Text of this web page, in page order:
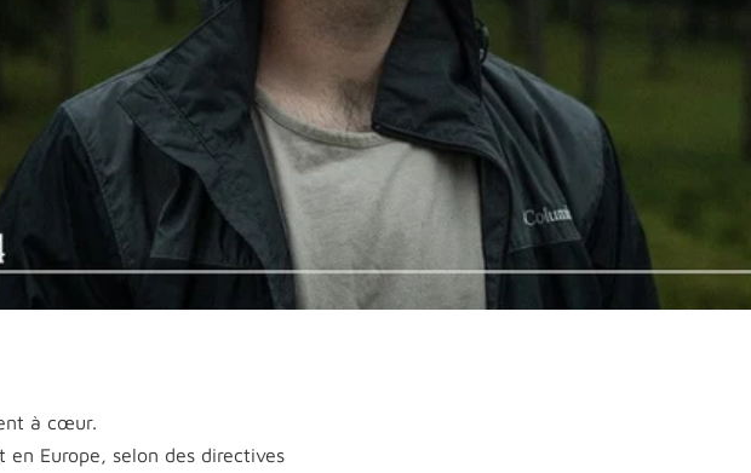
à cœur.
Europe, selon des directives